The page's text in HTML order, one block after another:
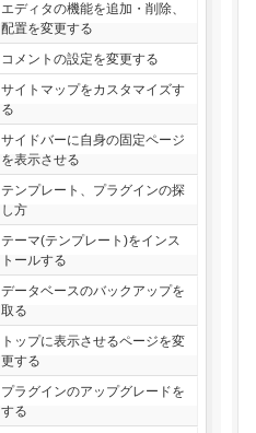
エディタの機能を追加・削除、
配置を変更する
コメントの設定を変更する
サイトマップをカスタマイズす
る
サイドバーに自身の固定ページ
を表示させる
テンプレート、プラグインの探
し方
テーマ(テンプレート)をインス
トールする
データベースのバックアップを
取る
トップに表示させるページを変
更する
プラグインのアップグレードを
する